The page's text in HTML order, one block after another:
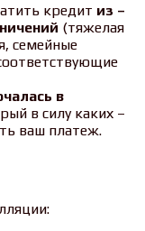
кредит из –
(тяжелая
семейные
в
в силу каких –
ваш платеж.